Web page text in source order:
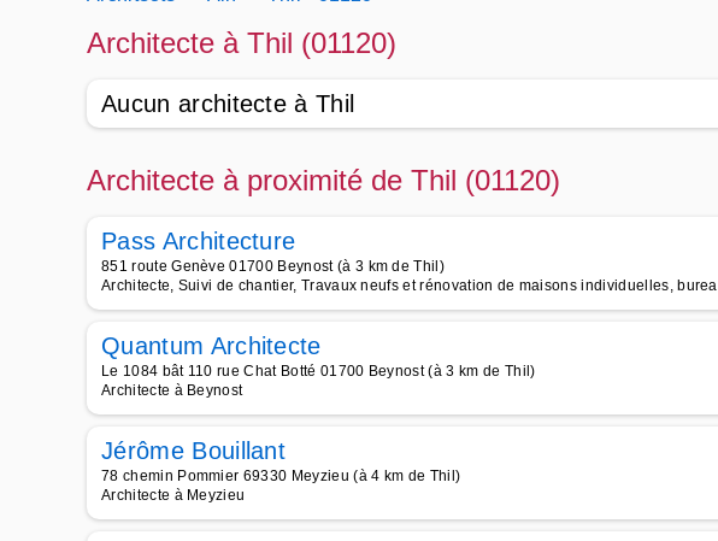
Architecte à Thil (01120)
Aucun architecte à Thil
Architecte à proximité de Thil (01120)
Pass Architecture
851 route Genève 01700 Beynost (à 3 km de Thil)
Architecte, Suivi de chantier, Travaux neufs et rénovation de maisons individuelles, burea
Quantum Architecte
Le 1084 bât 110 rue Chat Botté 01700 Beynost (à 3 km de Thil)
Architecte à Beynost
Jérôme Bouillant
78 chemin Pommier 69330 Meyzieu (à 4 km de Thil)
Architecte à Meyzieu